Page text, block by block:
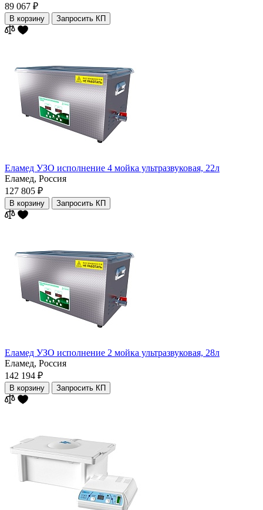
89 067 ₽
В корзину Запросить КП
Еламед УЗО исполнение 4 мойка ультразвуковая, 22л
Еламед, Россия
127 805 ₽
В корзину Запросить КП
Еламед УЗО исполнение 2 мойка ультразвуковая, 28л
Еламед, Россия
142 194 ₽
В корзину Запросить КП